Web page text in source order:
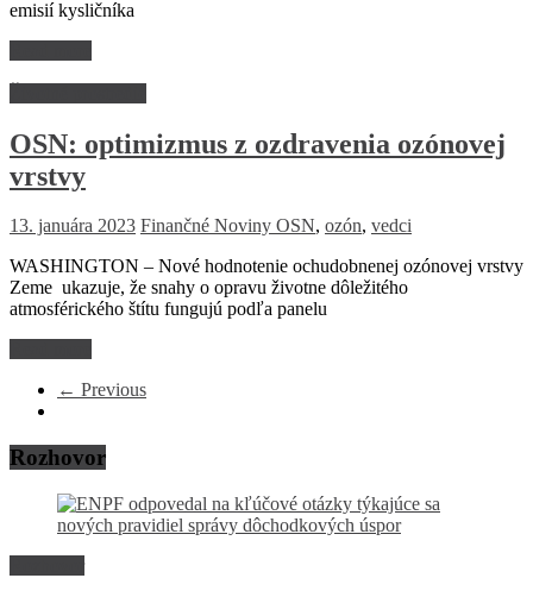
emisií kysličníka
OSN: optimizmus z ozdravenia ozónovej
vrstvy
13. januára 2023 Finančné Noviny OSN, ozón, vedci
WASHINGTON – Nové hodnotenie ochudobnenej ozónovej vrstvy
Zeme ukazuje, že snahy o opravu životne dôležitého
atmosférického štítu fungujú podľa panelu
← Previous
Rozhovor